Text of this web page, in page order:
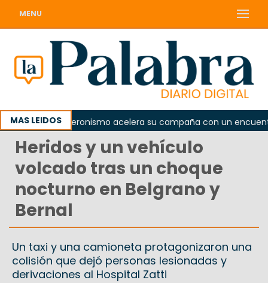
MENU
MAS LEIDOSEl peronismo acelera su campaña con un encuentro
Heridos y un vehículo
volcado tras un choque
nocturno en Belgrano y
Bernal
Un taxi y una camioneta protagonizaron una
colisión que dejó personas lesionadas y
derivaciones al Hospital Zatti